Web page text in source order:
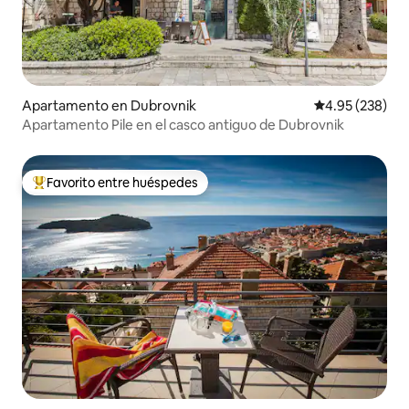
Apartamento en Dubrovnik Calificación
4.95 (238)
Apartamento Pile en el casco antiguo de Dubrovnik
Favorito entre huéspedes preferido
Favorito entre huéspedes